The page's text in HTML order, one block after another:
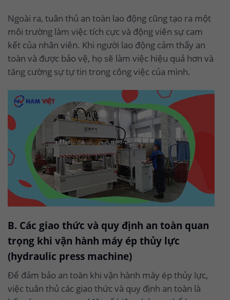
Ngoài ra, tuân thủ an toàn lao động cũng tạo ra một
môi trường làm việc tích cực và động viên sự cam
kết của nhân viên. Khi người lao động cảm thấy an
toàn và được bảo vệ, họ sẽ làm việc hiệu quả hơn và
tăng cường sự tự tin trong công việc của mình.
B. Các giao thức và quy định an toàn quan
trọng khi vận hành máy ép thủy lực
(hydraulic press machine)
Để đảm bảo an toàn khi vận hành máy ép thủy lực,
việc tuân thủ các giao thức và quy định an toàn là